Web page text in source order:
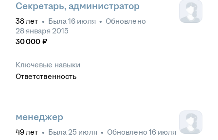
Секретарь, администратор
38лет • Была16 июля • Обновлено
28 января 2015
30 000 ₽
Ключевые навыки
Ответственность
менеджер
49лет • Была 25 июля • Обновлено 16 июля